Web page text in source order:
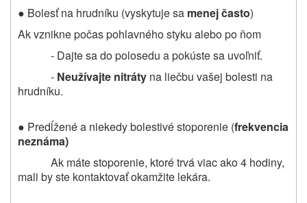
● Bolesť na hrudníku (vyskytuje sa menej často)
Ak vznikne počas pohlavného styku alebo po ňom
- Dajte sa do polosedu a pokúste sa uvoľniť.
- Neužívajte nitráty na liečbu vašej bolesti na
hrudníku.
● Predĺžené a niekedy bolestivé stoporenie (frekvencia
neznáma)
Ak máte stoporenie, ktoré trvá viac ako 4 hodiny,
mali by ste kontaktovať okamžite lekára.